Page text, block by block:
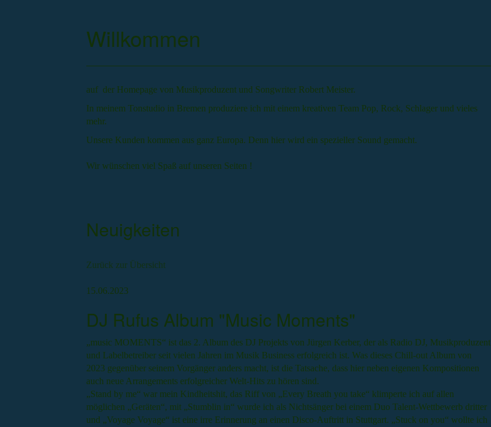
Willkommen
auf der Homepage von Musikproduzent und Songwriter Robert Meister.
In meinem Tonstudio in Bremen produziere ich mit einem kreativen Team Pop, Rock, Schlager und vieles
mehr.
Unsere Kunden kommen aus ganz Europa. Denn hier wird ein spezieller Sound gemacht.
Wir wünschen viel Spaß auf unseren Seiten !
Neuigkeiten
Zurück zur Übersicht
15.06.2023
DJ Rufus Album "Music Moments"
„music MOMENTS“ ist das 2. Album des DJ Projekts von Jürgen Kerber, der als Radio DJ, Musikproduzent
und Labelbetreiber seit vielen Jahren im Musik Business erfolgreich ist. Was dieses Chill-out Album von
2023 gegenüber seinem Vorgänger anders macht, ist die Tatsache, dass hier neben eigenen Kompositionen
auch neue Arrangements erfolgreicher Welt-Hits zu hören sind.
„Stand by me“ war mein Kindheitshit, das Riff von „Every Breath you take“ klimperte ich auf allen
möglichen „Geräten“, mit „Stumblin in“ wurde ich als Nichtsänger bei einem Duo Talent-Wettbewerb dritter
und „Voyage Voyage“ ist eine irre Erinnerung an einen Disco-Auftritt in Stuttgart. „Stuck on you“ wollte ich